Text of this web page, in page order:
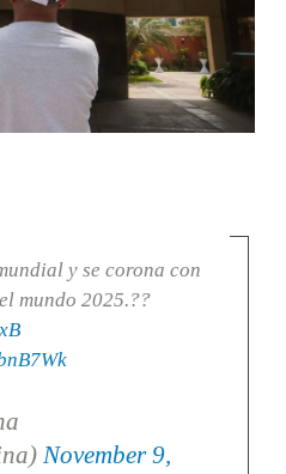
y se corona con
mundo 2025.??
November 9,